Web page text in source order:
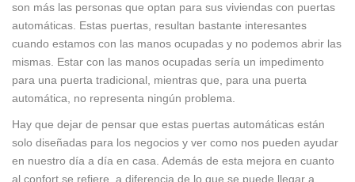
son más las personas que optan para sus viviendas con puertas
automáticas. Estas puertas, resultan bastante interesantes
cuando estamos con las manos ocupadas y no podemos abrir las
mismas. Estar con las manos ocupadas sería un impedimento
para una puerta tradicional, mientras que, para una puerta
automática, no representa ningún problema.
Hay que dejar de pensar que estas puertas automáticas están
solo diseñadas para los negocios y ver como nos pueden ayudar
en nuestro día a día en casa. Además de esta mejora en cuanto
al confort se refiere, a diferencia de lo que se puede llegar a